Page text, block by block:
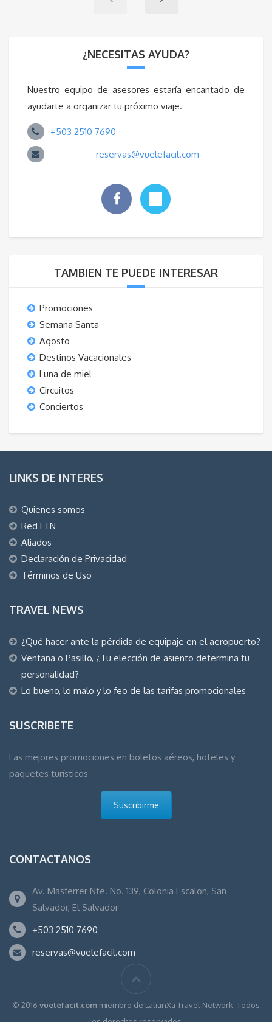
¿NECESITAS AYUDA?
Nuestro equipo de asesores estaría encantado de
ayudarte a organizar tu próximo viaje.
+503 2510 7690
reservas@vuelefacil.com
TAMBIEN TE PUEDE INTERESAR
Promociones
Semana Santa
Agosto
Destinos Vacacionales
Luna de miel
Circuitos
Conciertos
LINKS DE INTERES
Quienes somos
Red LTN
Aliados
Declaración de Privacidad
Términos de Uso
TRAVEL NEWS
¿Qué hacer ante la pérdida de equipaje en el aeropuerto?
Ventana o Pasillo, ¿Tu elección de asiento determina tu
personalidad?
Lo bueno, lo malo y lo feo de las tarifas promocionales
SUSCRIBETE
Las mejores promociones en boletos aéreos, hoteles y
paquetes turísticos
Suscribirme
CONTACTANOS
Av. Masferrer Nte. No. 139, Colonia Escalon, San
Salvador, El Salvador
+503 2510 7690
reservas@vuelefacil.com
© 2016 vuelefacil.com miembro de LalianXa Travel Network. Todos